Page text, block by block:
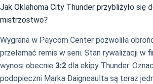
Jak Oklahoma City Thunder przybliżyło się
mistrzostwo?
Wygrana w Paycom Center pozwoliła
przełamać remis w serii. Stan rywalizacji w
wynosi obecnie 3:2 dla ekipy Thunder.
podopieczni Marka Daigneaulta są teraz